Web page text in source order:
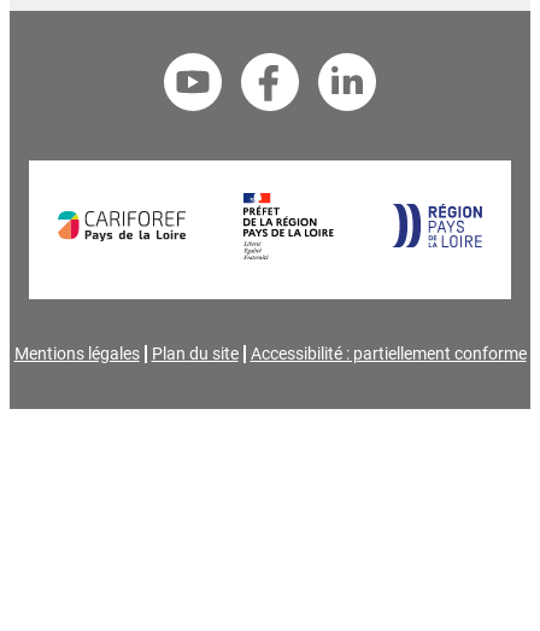
Mentions légales Plan du site Accessibilité : partiellement conforme